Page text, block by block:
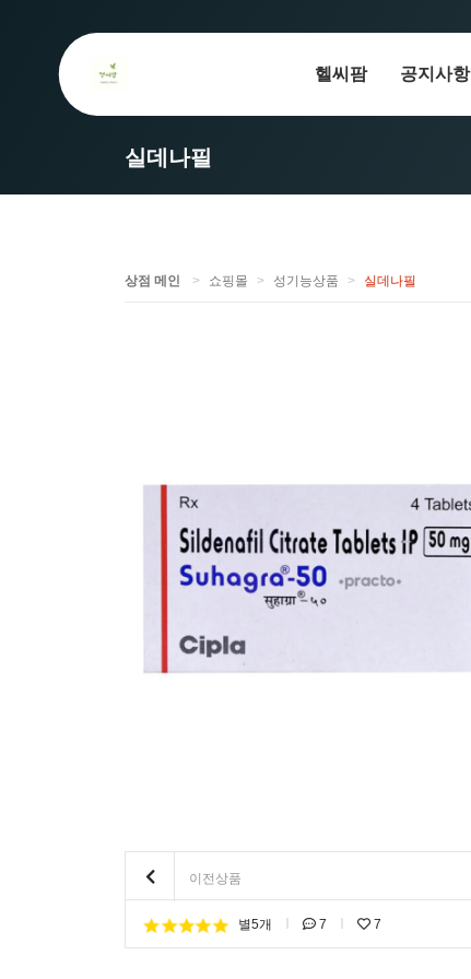
헬씨팜 공지사항
실데나필
상점 메인 쇼핑몰 성기능상품 실데나필
이전상품
별5개 7 7